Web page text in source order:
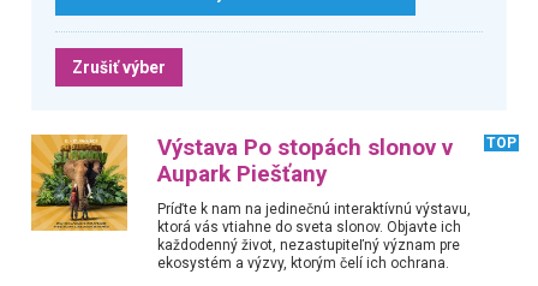
Zrušiť výber
Výstava Po stopách slonov v
Aupark Piešťany
TOP
Príďte k nam na jedinečnú interaktívnú výstavu,
ktorá vás vtiahne do sveta slonov. Objavte ich
každodenný život, nezastupiteľný význam pre
ekosystém a výzvy, ktorým čelí ich ochrana.